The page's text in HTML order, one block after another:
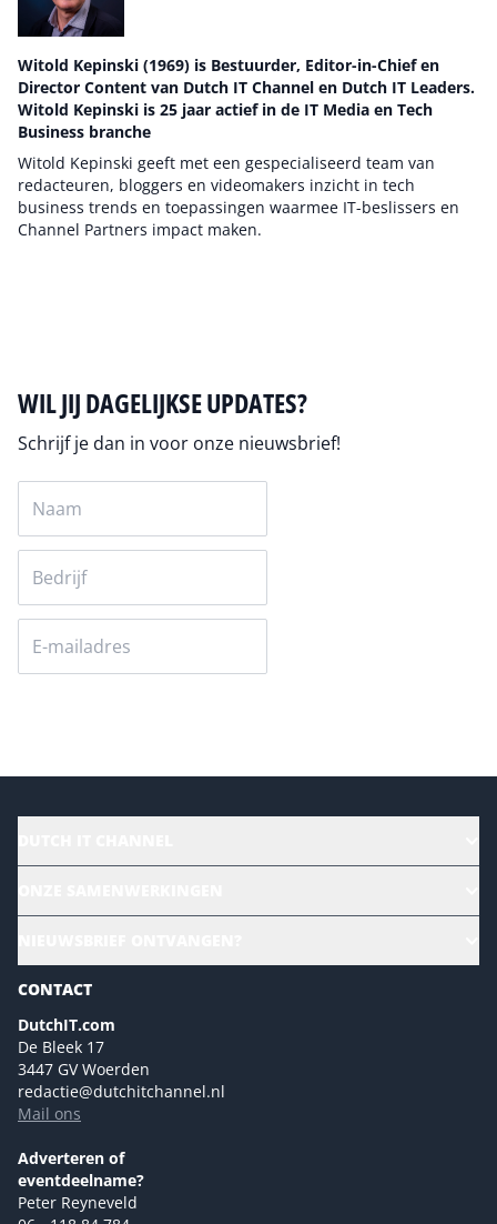
Witold Kepinski (1969) is Bestuurder, Editor-in-Chief en
Director Content van Dutch IT Channel en Dutch IT Leaders.
Witold Kepinski is 25 jaar actief in de IT Media en Tech
Business branche
Witold Kepinski geeft met een gespecialiseerd team van
redacteuren, bloggers en videomakers inzicht in tech
business trends en toepassingen waarmee IT-beslissers en
Channel Partners impact maken.
WIL JIJ DAGELIJKSE UPDATES?
Schrijf je dan in voor onze nieuwsbrief!
Magazines
Marketingmogelijkheden 2026
Eventmogelijkheden 2026
Advertising opportunities 2026 ENG
Event opportunities 2026 ENG
NL Digital
Versturen
CONTACT
DutchIT.com
De Bleek 17
3447 GV Woerden
redactie@dutchitchannel.nl
Mail ons
Adverteren of
eventdeelname?
Peter Reyneveld